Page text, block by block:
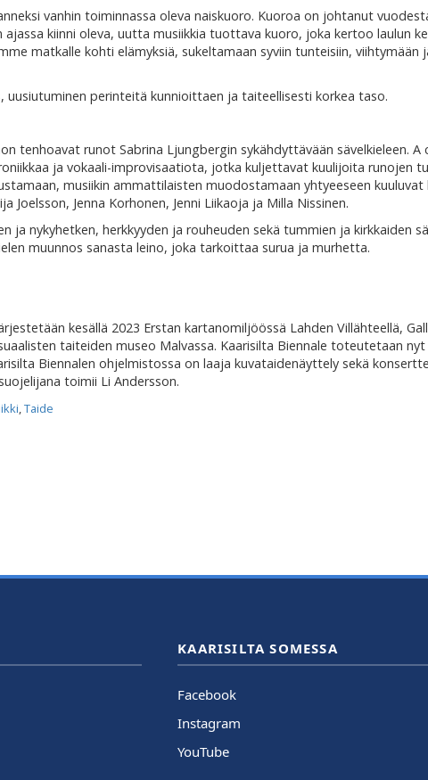
vanhin toiminnassa oleva naiskuoro. Kuoroa on johtanut
ajassa kiinni oleva, uutta musiikkia tuottava kuoro, joka kertoo laulun
matkalle kohti elämyksiä, sukeltamaan syviin tunteisiin, viihtymään
uusiutuminen perinteitä kunnioittaen ja taiteellisesti korkea taso.
tenhoavat runot Sabrina Ljungbergin sykähdyttävään sävelkieleen. A
ja vokaali-improvisaatiota, jotka kuljettavat kuulijoita runojen
musiikin ammattilaisten muodostamaan yhtyeeseen kuuluvat
Joelsson, Jenna Korhonen, Jenni Liikaoja ja Milla Nissinen.
ja nykyhetken, herkkyyden ja rouheuden sekä tummien ja kirkkaiden
muunnos sanasta leino, joka tarkoittaa surua ja murhetta.
kesällä 2023 Erstan kartanomiljöössä Lahden Villähteellä,
taiteiden museo Malvassa. Kaarisilta Biennale toteutetaan nyt
Biennalen ohjelmistossa on laaja kuvataidenäyttely sekä
toimii Li Andersson.
,Taide
KAARISILTA SOMESSA
Facebook
Instagram
YouTube